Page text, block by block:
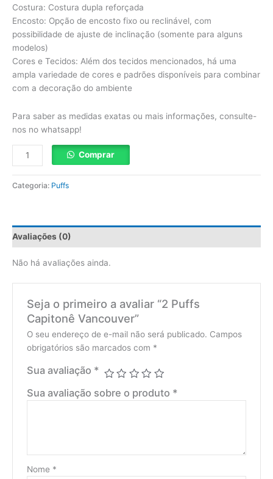
Costura: Costura dupla reforçada
Encosto: Opção de encosto fixo ou reclinável, com
possibilidade de ajuste de inclinação (somente para alguns
modelos)
Cores e Tecidos: Além dos tecidos mencionados, há uma
ampla variedade de cores e padrões disponíveis para combinar
com a decoração do ambiente
Para saber as medidas exatas ou mais informações, consulte-
nos no whatsapp!
Comprar
Categoria: Puffs
Avaliações (0)
Não há avaliações ainda.
Seja o primeiro a avaliar “2 Puffs
Capitonê Vancouver”
O seu endereço de e-mail não será publicado. Campos
obrigatórios são marcados com *
Sua avaliação *
Sua avaliação sobre o produto *
Nome *